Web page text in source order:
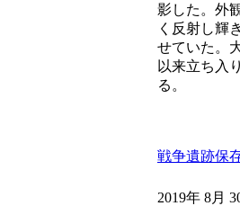
影した。外
く反射し輝
せていた。
以来立ち入
る。
戦争遺跡保
2019年 8月